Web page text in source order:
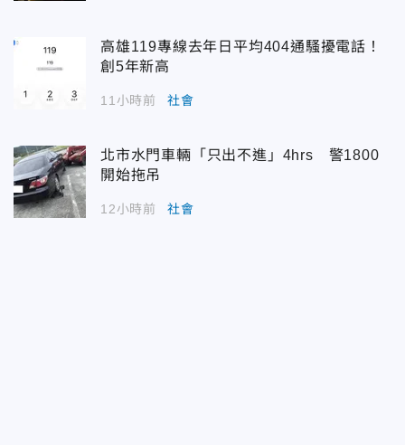
高雄119專線去年日平均404通騷擾電話！
創5年新高
11小時前 社會
北市水門車輛「只出不進」4hrs 警1800
開始拖吊
12小時前 社會